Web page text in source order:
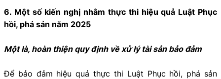
6. Một số kiến nghị nhằm thực thi hiệu quả Luật Phục
hồi, phá sản năm 2025
Một là, hoàn thiện quy định về xử lý tài sản bảo đảm
Để bảo đảm hiệu quả thực thi Luật Phục hồi, phá sản